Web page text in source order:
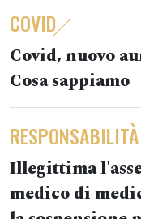
COVID
Covid, nuovo
Cosa sappiamo
Illegittima
medico di